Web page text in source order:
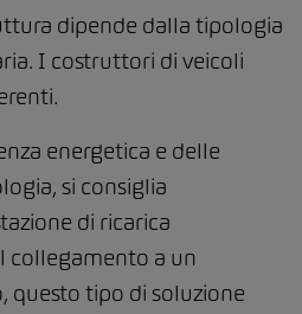
dipende dalla tipologia
I costruttori di veicoli
energetica e delle
si consiglia
di ricarica
collegamento a un
tipo di soluzione